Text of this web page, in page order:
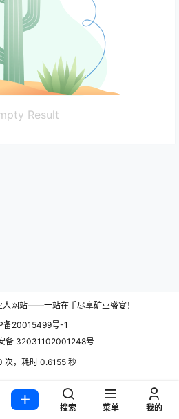
Result
人网站——一站在手尽享矿业盛宴！
备20015499号-1
备 32031102001248号
次，耗时 0.6155 秒
搜索 菜单 我的